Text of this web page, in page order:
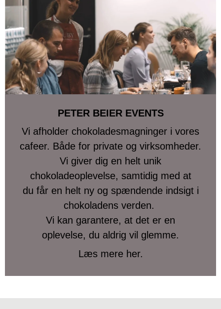
PETER BEIER EVENTS
Vi afholder chokoladesmagninger i vores
cafeer. Både for private og virksomheder.
Vi giver dig en helt unik
chokoladeoplevelse, samtidig med at
du får en helt ny og spændende indsigt i
chokoladens verden.
Vi kan garantere, at det er en
oplevelse, du aldrig vil glemme.
Læs mere her.